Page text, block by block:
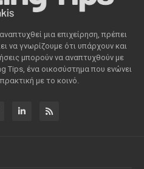
μια επιχείρηση, πρέπει
να γνωρίζουμε ότι υπάρχουν και
μπορούν να αναπτυχθούν με
Tips, ένα οικοσύστημα που ενώνει
με το κοινό.